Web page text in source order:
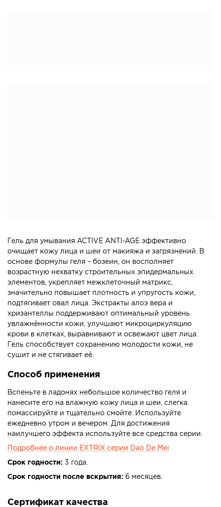
Гель для умывания ACTIVE ANTI-AGE эффективно
очищает кожу лица и шеи от макияжа и загрязнений. В
основе формулы геля – бозеин, он восполняет
возрастную нехватку строительных эпидермальных
элементов, укрепляет межклеточный матрикс,
значительно повышает плотность и упругость кожи,
подтягивает овал лица. Экстракты алоэ вера и
хризантеллы поддерживают оптимальный уровень
увлажнённости кожи, улучшают микроциркуляцию
крови в клетках, выравнивают и освежают цвет лица.
Гель способствует сохранению молодости кожи, не
сушит и не стягивает её.
Способ применения
Вспеньте в ладонях небольшое количество геля и
нанесите его на влажную кожу лица и шеи, слегка
помассируйте и тщательно смойте. Используйте
ежедневно утром и вечером. Для достижения
наилучшего эффекта используйте все средства серии.
Подробнее о линии EXTRIX серии Dao De Mei
Срок годности: 3 года.
Срок годности после вскрытия: 6 месяцев.
Сертификат качества